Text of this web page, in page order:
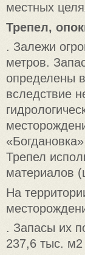
местных
Трепел,
. Залежи
метров.
определены
вследствие
Трепел
материалов
На
. Запасы их
237,6 тыс.